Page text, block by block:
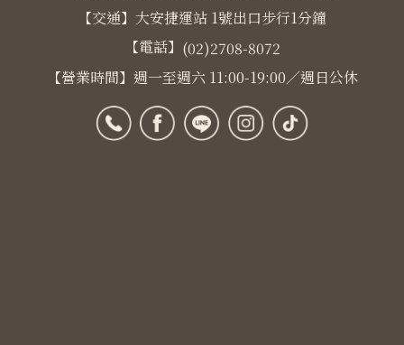
【交通】大安捷運站 1號出口步行1分鐘
【電話】 (02)2708-8072
【營業時間】週一至週六 11:00-19:00／週日公休